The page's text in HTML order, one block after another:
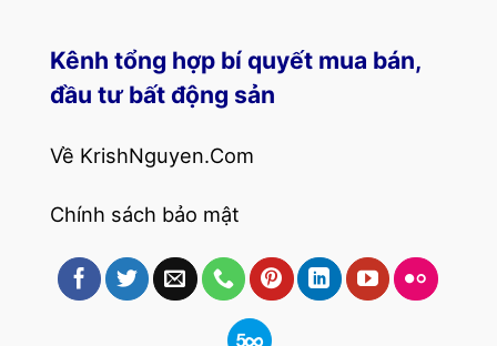
Kênh tổng hợp bí quyết mua bán,
đầu tư bất động sản
Về KrishNguyen.Com
Chính sách bảo mật